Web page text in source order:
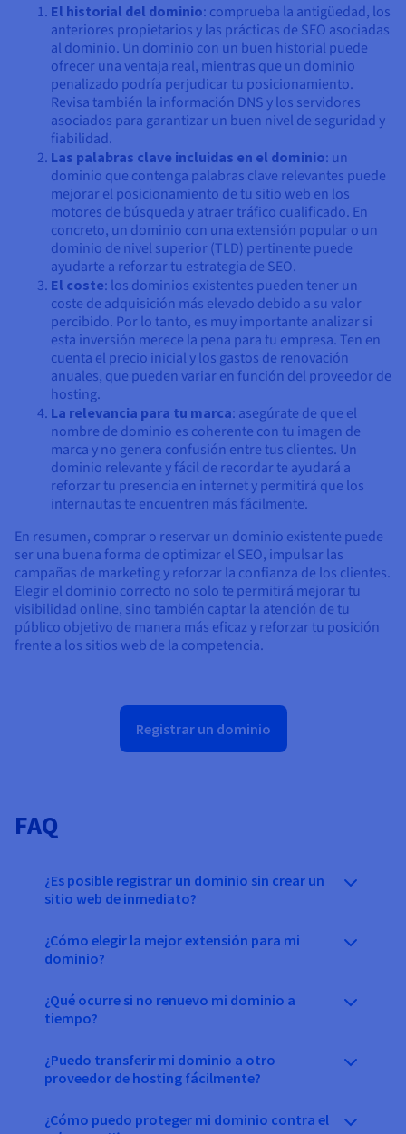
El historial del dominio: comprueba la antigüedad, los
anteriores propietarios y las prácticas de SEO asociadas
al dominio. Un dominio con un buen historial puede
ofrecer una ventaja real, mientras que un dominio
penalizado podría perjudicar tu posicionamiento.
Revisa también la información DNS y los servidores
asociados para garantizar un buen nivel de seguridad y
fiabilidad.
Las palabras clave incluidas en el dominio: un
dominio que contenga palabras clave relevantes puede
mejorar el posicionamiento de tu sitio web en los
motores de búsqueda y atraer tráfico cualificado. En
concreto, un dominio con una extensión popular o un
dominio de nivel superior (TLD) pertinente puede
ayudarte a reforzar tu estrategia de SEO.
El coste: los dominios existentes pueden tener un
coste de adquisición más elevado debido a su valor
percibido. Por lo tanto, es muy importante analizar si
esta inversión merece la pena para tu empresa. Ten en
cuenta el precio inicial y los gastos de renovación
anuales, que pueden variar en función del proveedor de
hosting.
La relevancia para tu marca: asegúrate de que el
nombre de dominio es coherente con tu imagen de
marca y no genera confusión entre tus clientes. Un
dominio relevante y fácil de recordar te ayudará a
reforzar tu presencia en internet y permitirá que los
internautas te encuentren más fácilmente.
En resumen, comprar o reservar un dominio existente puede
ser una buena forma de optimizar el SEO, impulsar las
campañas de marketing y reforzar la confianza de los clientes.
Elegir el dominio correcto no solo te permitirá mejorar tu
visibilidad online, sino también captar la atención de tu
público objetivo de manera más eficaz y reforzar tu posición
frente a los sitios web de la competencia.
Registrar un dominio
FAQ
¿Es posible registrar un dominio sin crear un
sitio web de inmediato?
¿Cómo elegir la mejor extensión para mi
dominio?
¿Qué ocurre si no renuevo mi dominio a
tiempo?
¿Puedo transferir mi dominio a otro
proveedor de hosting fácilmente?
¿Cómo puedo proteger mi dominio contra el